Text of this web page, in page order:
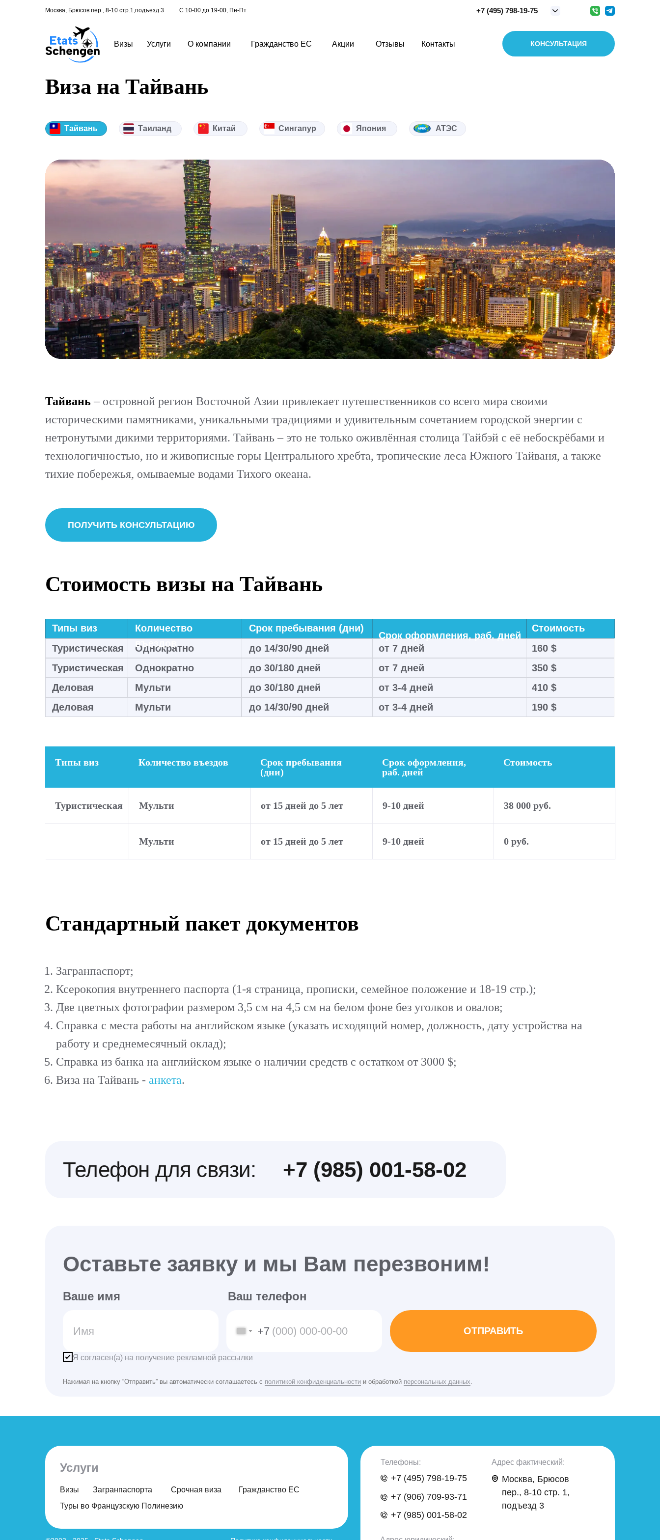
Услуги О компании Контакты
Отзывы
Акции
Гражданство ЕС
Визы КОНСУЛЬТАЦИЯ
С 10-00 до 19-00, Пн-Пт
Москва, Брюсов пер., 8-10 стр.1,подъезд 3 +7 (495) 798-19-75
Виза на Тайвань
Китай АТЭС
Япония
Тайвань Таиланд Сингапур
Тайвань – островной регион Восточной Азии привлекает путешественников со всего мира своими
историческими памятниками, уникальными традициями и удивительным сочетанием городской энергии с
нетронутыми дикими территориями. Тайвань – это не только оживлённая столица Тайбэй с её небоскрёбами и
технологичностью, но и живописные горы Центрального хребта, тропические леса Южного Тайваня, а также
тихие побережья, омываемые водами Тихого океана.
ПОЛУЧИТЬ КОНСУЛЬТАЦИЮ
Стоимость визы на Тайвань
Однократно
350 $
190 $
160 $
от 3-4 дней
Стоимость
Срок оформления, раб. дней
Мульти
от 7 дней
до 14/30/90 дней
Срок пребывания (дни)
Количество
въездов
до 14/30/90 дней
Деловая
410 $
от 3-4 дней
Мульти до 30/180 дней
Деловая
Туристическая
Туристическая
Типы виз
от 7 дней
до 30/180 дней
Однократно
Типы виз Количество въездов
Срок пребывания
(дни)
Срок оформления,
раб. дней
Стоимость
Туристическая Мульти от 15 дней до 5 лет 9-10 дней 38 000 руб.
Мульти от 15 дней до 5 лет 9-10 дней 0 руб.
Стандартный пакет документов
Загранпаспорт;
Ксерокопия внутреннего паспорта (1-я страница, прописки, семейное положение и 18-19 стр.);
Две цветных фотографии размером 3,5 см на 4,5 см на белом фоне без уголков и овалов;
Справка с места работы на английском языке (указать исходящий номер, должность, дату устройства на
работу и среднемесячный оклад);
Справка из банка на английском языке о наличии средств с остатком от 3000 $;
Виза на Тайвань - анкета.
+7 (985) 001-58-02
Ваше имя Ваш телефон
Оставьте заявку и мы Вам перезвоним!
+7
Я согласен(а) на получение рекламной рассылки
ОТПРАВИТЬ
Телефон для связи:
Нажимая на кнопку “Отправить” вы автоматически соглашаетесь с политикой конфиденциальности и обработкой персональных данных.
Услуги
+7 (906) 709-93-71
+7 (495) 798-19-75
Москва, Брюсов
пер., 8-10 стр. 1,
подъезд 3
+7 (985) 001-58-02
Адрес фактический:
Телефоны:
Срочная виза Гражданство ЕС
Загранпаспорта
Туры во Французскую Полинезию
Визы